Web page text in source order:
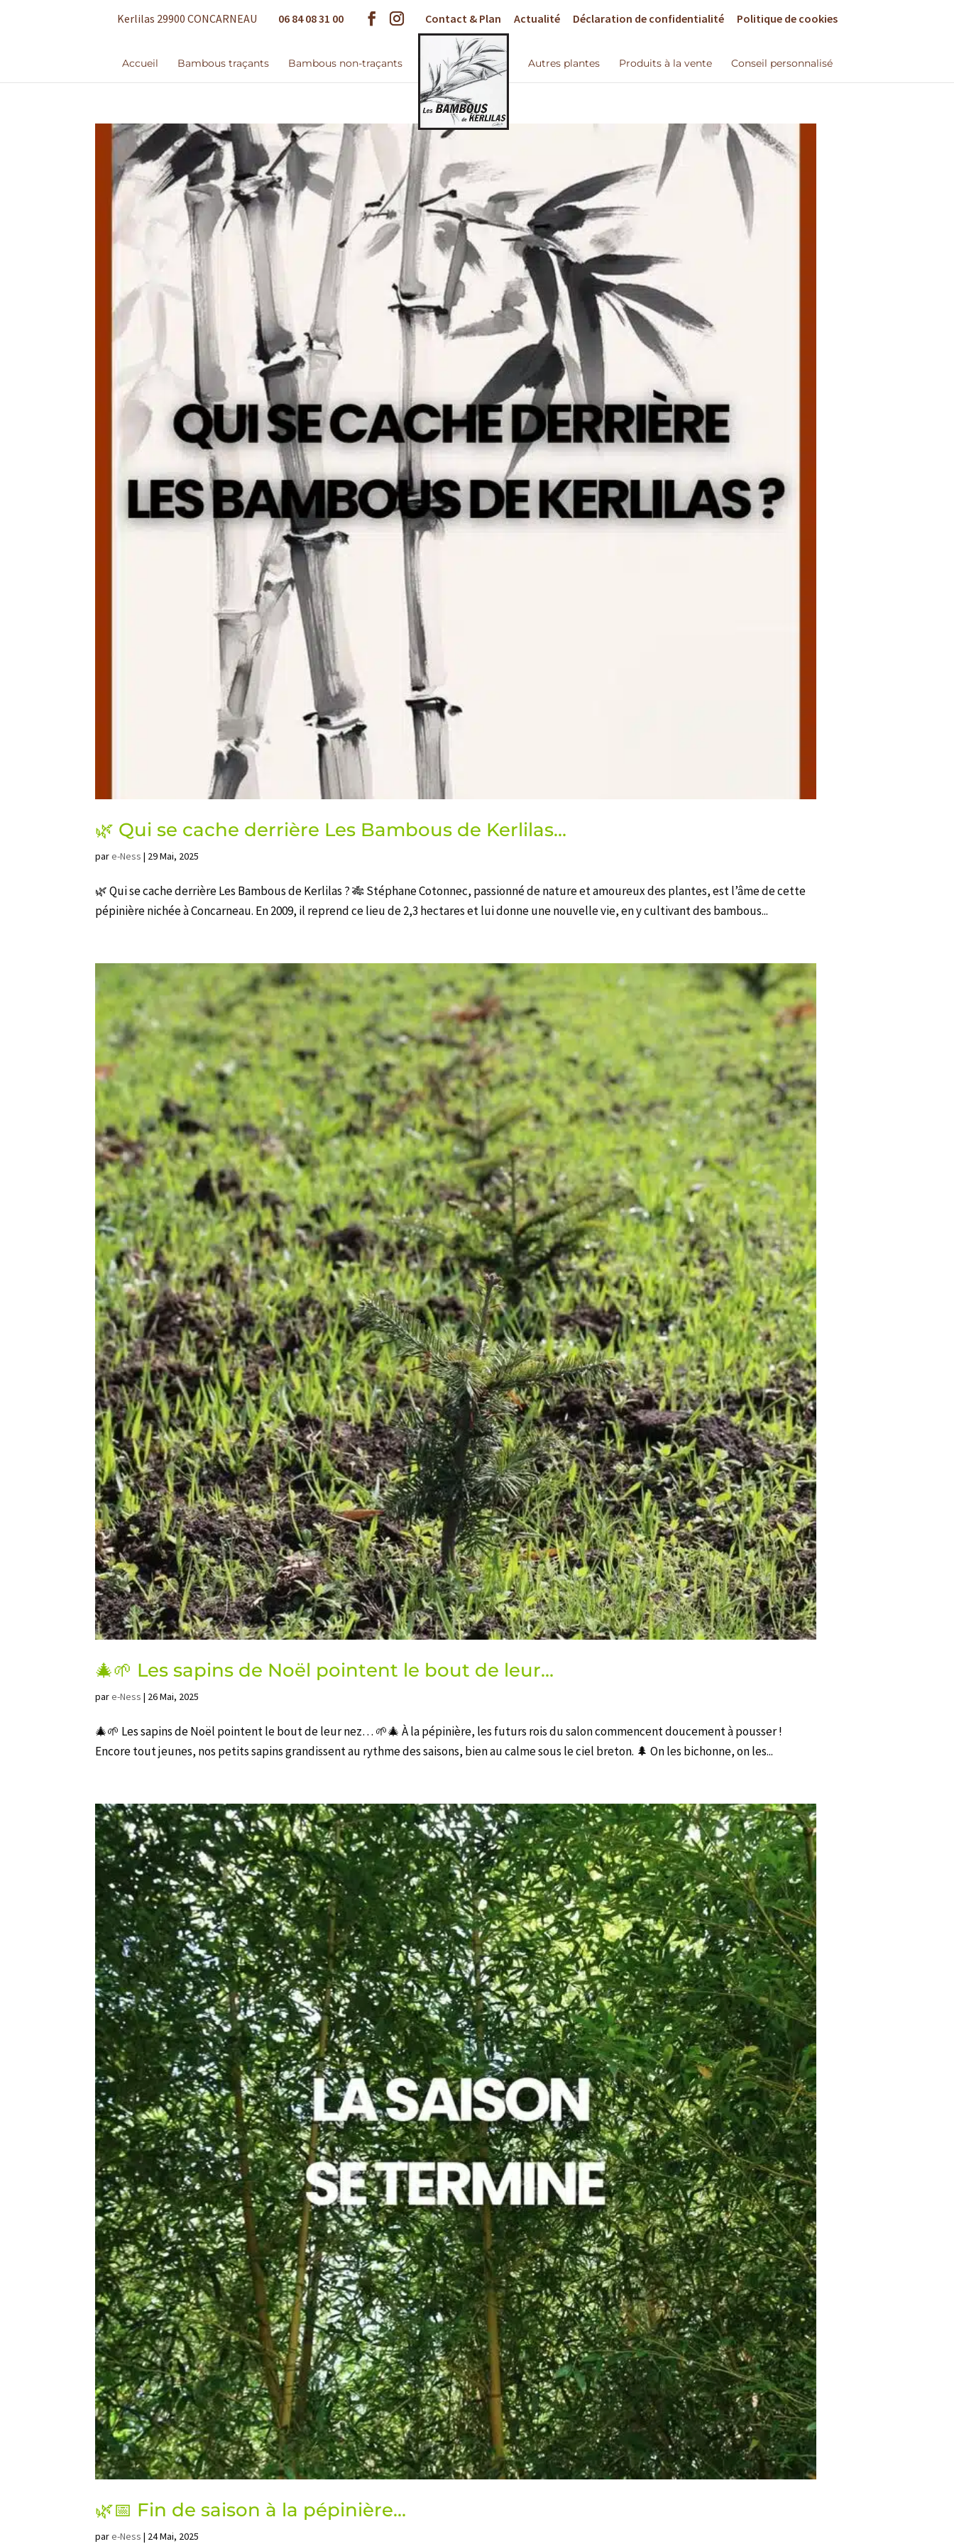
Kerlilas 29900 CONCARNEAU 06 84 08 31 00 Contact & Plan Actualité Déclaration de confidentialité Politique de cookies
Accueil Bambous traçants Bambous non-traçants Autres plantes Produits à la vente Conseil personnalisé
🌿 Qui se cache derrière Les Bambous de Kerlilas…
pare-Ness | 29 Mai, 2025
🌿 Qui se cache derrière Les Bambous de Kerlilas ? 🎋 Stéphane Cotonnec, passionné de nature et amoureux des plantes, est l’âme de cette
pépinière nichée à Concarneau. En 2009, il reprend ce lieu de 2,3 hectares et lui donne une nouvelle vie, en y cultivant des bambous...
🎄🌱 Les sapins de Noël pointent le bout de leur…
pare-Ness | 26 Mai, 2025
🎄🌱 Les sapins de Noël pointent le bout de leur nez… 🌱🎄 À la pépinière, les futurs rois du salon commencent doucement à pousser !
Encore tout jeunes, nos petits sapins grandissent au rythme des saisons, bien au calme sous le ciel breton. 🌲 On les bichonne, on les...
🌿📅 Fin de saison à la pépinière…
pare-Ness | 24 Mai, 2025